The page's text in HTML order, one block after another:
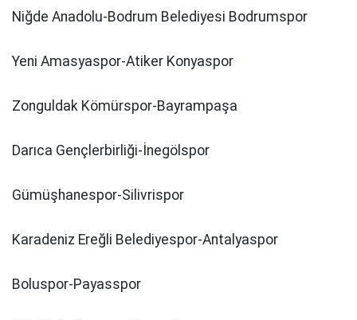
Niğde Anadolu-Bodrum Belediyesi Bodrumspor
Yeni Amasyaspor-Atiker Konyaspor
Zonguldak Kömürspor-Bayrampaşa
Darıca Gençlerbirliği-İnegölspor
Gümüşhanespor-Silivrispor
Karadeniz Ereğli Belediyespor-Antalyaspor
Boluspor-Payasspor